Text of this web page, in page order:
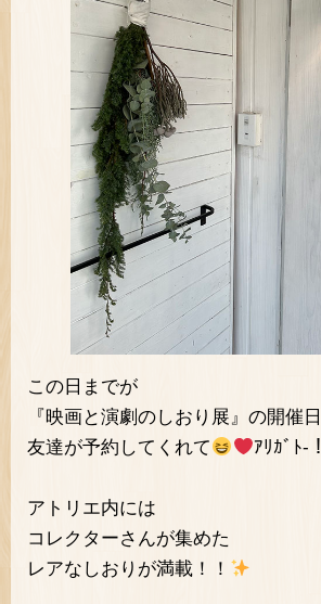
この日までが
『映画と演劇のしおり展』の開催日
友達が予約してくれて
ｱﾘｶﾞﾄ-！
アトリエ内には
コレクターさんが集めた
レアなしおりが満載！！